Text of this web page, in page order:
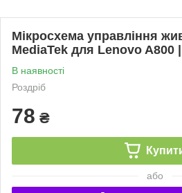
Мікросхема управління
MediaTek для Lenovo A800
В наявності
Роздріб
78 ₴
або